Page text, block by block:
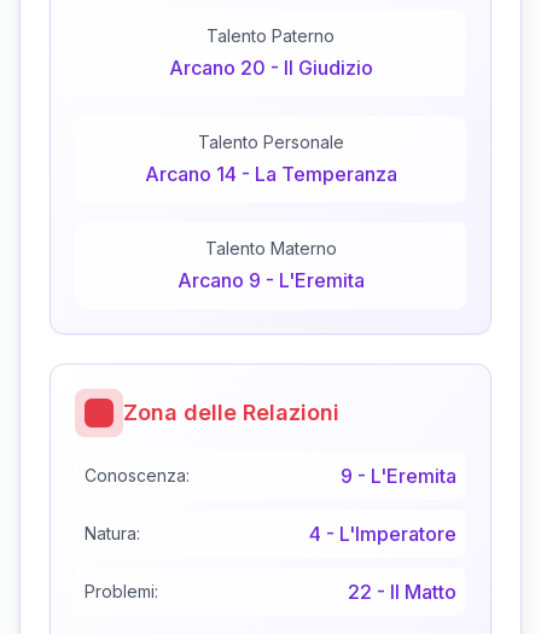
Talento Paterno
Arcano 20 - Il Giudizio
Talento Personale
Arcano 14 - La Temperanza
Talento Materno
Arcano 9 - L'Eremita
Zona delle Relazioni
Conoscenza: 9 - L'Eremita
Natura: 4 - L'Imperatore
Problemi: 22 - Il Matto